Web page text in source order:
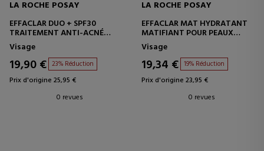
LA ROCHE POSAY
EFFACLAR DUO + SPF30
TRAITEMENT ANTI-ACNÉ
POUR PEAUX GRASSES
Visage
19,90 € 23% Réduction
Prix d'origine 25,95 €
0 revues
LA ROCHE POSAY
EFFACLAR MAT HYDRATANT
MATIFIANT POUR PEAUX
GRASSES
Visage
19,34 € 19% Réduction
Prix d'origine 23,95 €
0 revues